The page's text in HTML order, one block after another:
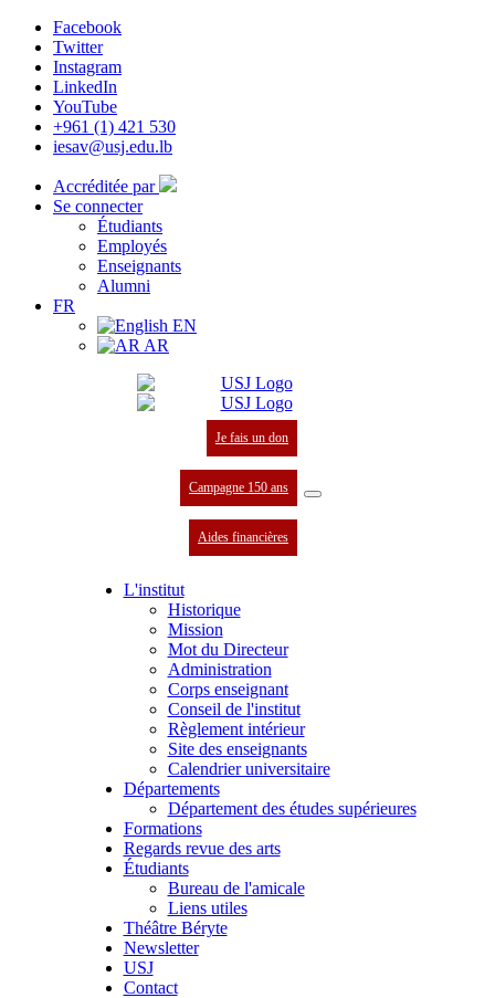
Facebook
Twitter
Instagram
LinkedIn
YouTube
+961 (1) 421 530
iesav@usj.edu.lb
Accréditée par
Se connecter
Étudiants
Employés
Enseignants
Alumni
FR
EN
AR
Je fais un don
Campagne 150 ans
Aides financières
L'institut
Historique
Mission
Mot du Directeur
Administration
Corps enseignant
Conseil de l'institut
Règlement intérieur
Site des enseignants
Calendrier universitaire
Départements
Département des études supérieures
Formations
Regards revue des arts
Étudiants
Bureau de l'amicale
Liens utiles
Théâtre Béryte
Newsletter
USJ
Contact